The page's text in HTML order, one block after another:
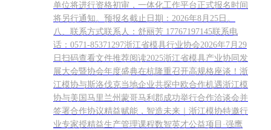
单位将进行资格初审，一体化工作平台正式报名时间
将另行通知。预报名截止日期：2026年8月25日。
八、联系方式联系人：舒丽芳 17767197145联系电
话：0571-85371297浙江省模具行业协会2026年7月29
日扫码查看文件推荐阅读2025浙江省模具产业协同发
展大会暨协会年度盛典在杭隆重召开高规格座谈！浙
江模协与斯洛伐克当地企业共探中欧合作机遇浙江模
协与美国马里兰州蒙哥马利郡成功举行合作洽谈会并
签署合作协议精益赋能，智造未来｜浙江模协特邀行
业专家授精益生产管理课程数智英才公益项目·强鹰